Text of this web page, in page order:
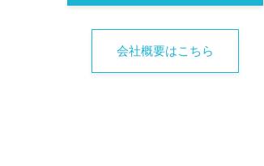
会社概要はこちら